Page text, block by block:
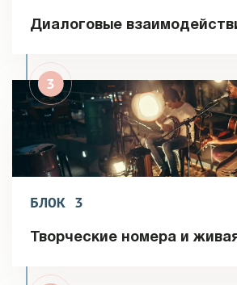
Диалоговые
БЛОК 3
Творческие номера и